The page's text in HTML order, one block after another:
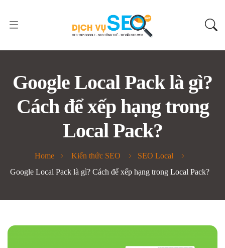
Google Local Pack là gì?
Cách để xếp hạng trong
Local Pack?
Home Kiến thức SEO
SEO Local
Google Local Pack là gì? Cách để xếp hạng trong Local Pack?